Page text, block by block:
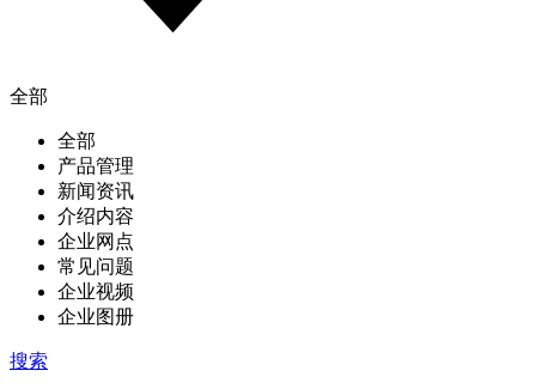
全部
全部
产品管理
新闻资讯
介绍内容
企业网点
常见问题
企业视频
企业图册
搜索